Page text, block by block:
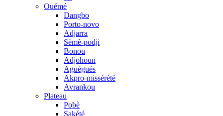
Ouémé
Dangbo
Porto-novo
Adjarra
Sèmè-podji
Bonou
Adjohoun
Aguégués
Akpro-missérété
Avrankou
Plateau
Pobè
Sakété